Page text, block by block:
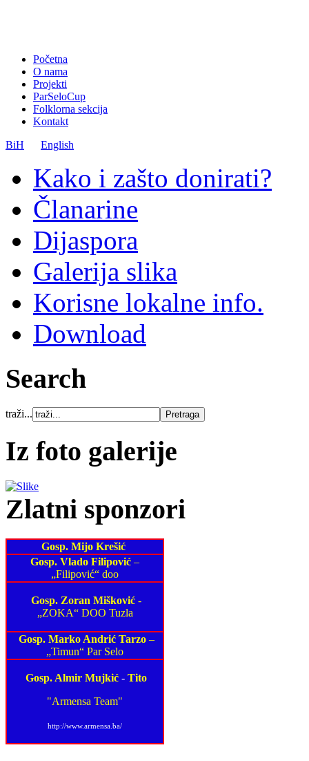
Početna
O nama
Projekti
ParSeloCup
Folklorna sekcija
Kontakt
BiH
English
Kako i zašto donirati?
Članarine
Dijaspora
Galerija slika
Korisne lokalne info.
Download
Search
traži...
Iz foto galerije
Zlatni sponzori
Gosp. Mijo Krešić
Gosp. Vlado Filipović –
„Filipović“ doo
Gosp. Zoran Mišković -
„ZOKA“ DOO Tuzla
Gosp. Marko Andrić Tarzo–
„Timun“ Par Selo
Gosp. Almir Mujkić - Tito
"Armensa Team"
http://www.armensa.ba/